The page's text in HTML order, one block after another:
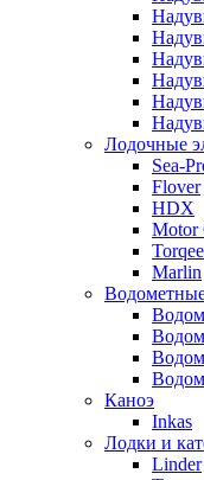
Лодочные
Sea-
Flover
HDX
Motor
Marlin
Каноэ
Inkas
Лодки и
Linder